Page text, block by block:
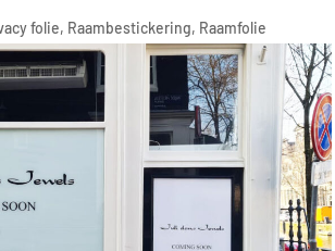
folie, Raambestickering, Raamfolie